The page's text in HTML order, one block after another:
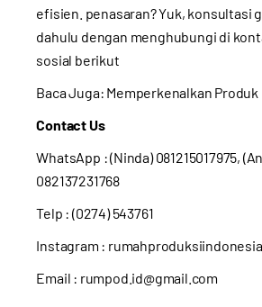
efisien. penasaran? Yuk, konsultasi
dahulu dengan menghubungi di
sosial berikut
Baca Juga: Memperkenalkan
Contact Us
WhatsApp : (Ninda) 081215017975,
082137231768
Telp : (0274) 543761
Instagram : rumahproduksiindonesia
Email : rumpod.id@gmail.com